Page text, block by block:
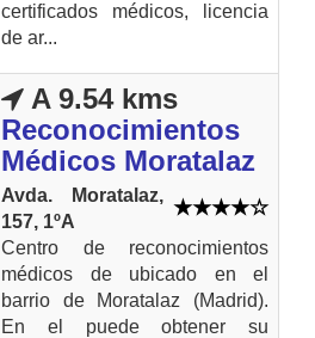
certificados médicos, licencia
de ar...
A 9.54 kms
Reconocimientos
Médicos Moratalaz
Avda. Moratalaz,
157, 1ºA
Centro de reconocimientos
médicos de ubicado en el
barrio de Moratalaz (Madrid).
En el puede obtener su